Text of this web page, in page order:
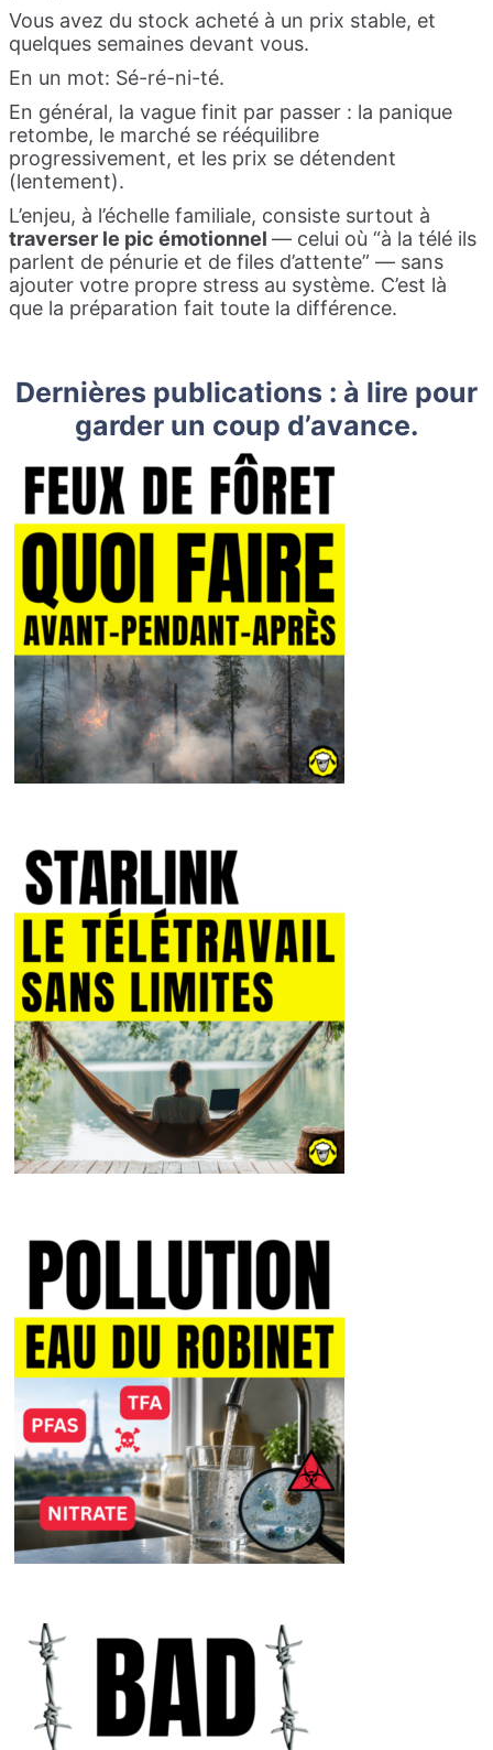
Vous avez du stock acheté à un prix stable, et
quelques semaines devant vous.
En un mot: Sé-ré-ni-té.
En général, la vague finit par passer : la panique
retombe, le marché se rééquilibre
progressivement, et les prix se détendent
(lentement).
L’enjeu, à l’échelle familiale, consiste surtout à
traverser le pic émotionnel — celui où “à la télé ils
parlent de pénurie et de files d’attente” — sans
ajouter votre propre stress au système. C’est là
que la préparation fait toute la différence.
Dernières publications : à lire pour
garder un coup d’avance.